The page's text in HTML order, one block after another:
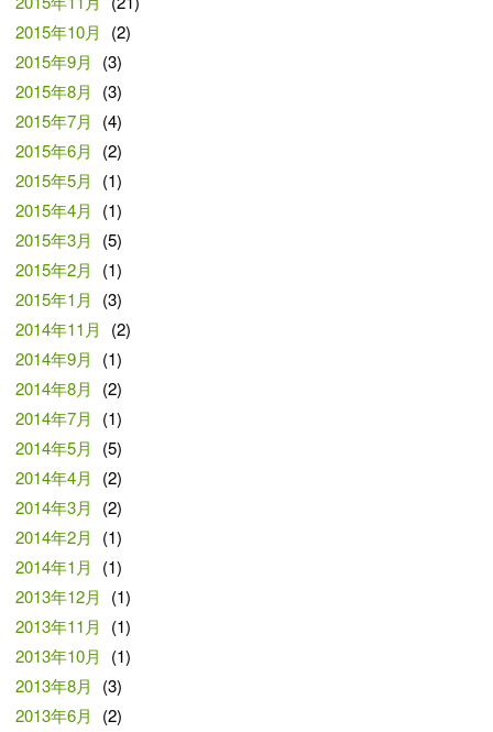
2015年10月
(2)
2015年9月
(3)
2015年8月
(3)
2015年7月
(4)
2015年6月
(2)
2015年5月
(1)
2015年4月
(1)
2015年3月
(5)
2015年2月
(1)
2015年1月
(3)
2014年11月
(2)
2014年9月
(1)
2014年8月
(2)
2014年7月
(1)
2014年5月
(5)
2014年4月
(2)
2014年3月
(2)
2014年2月
(1)
2014年1月
(1)
2013年12月
(1)
2013年11月
(1)
2013年10月
(1)
2013年8月
(3)
2013年6月
(2)